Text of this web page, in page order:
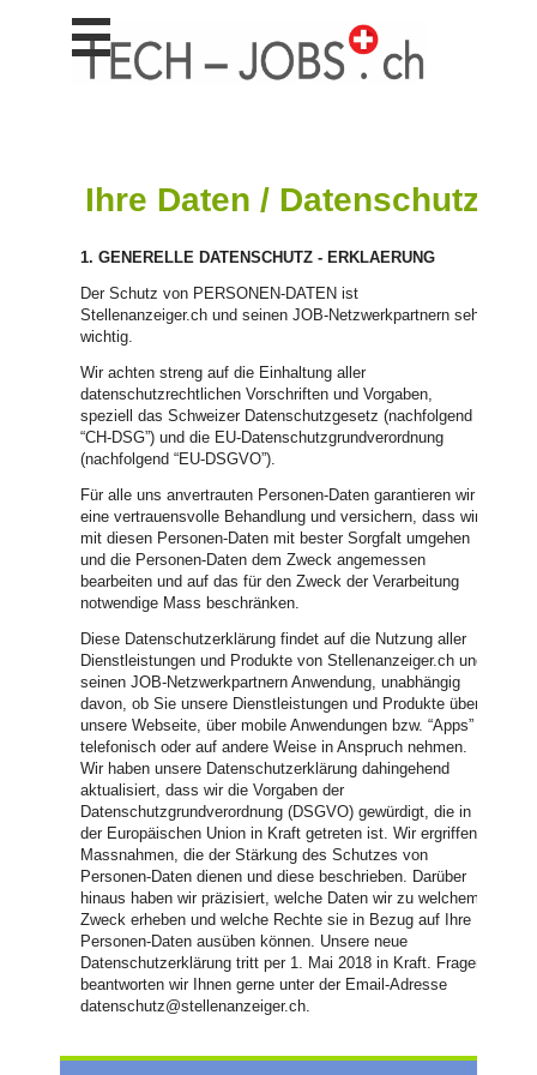
WERBUNG
publizieren
Lehrstellen
Lehrstellen
inserieren
Ihre Daten / Datenschutz
1. GENERELLE DATENSCHUTZ - ERKLAERUNG
Der Schutz von PERSONEN-DATEN ist
Stellenanzeiger.ch und seinen JOB-Netzwerkpartnern sehr
wichtig.
Wir achten streng auf die Einhaltung aller
datenschutzrechtlichen Vorschriften und Vorgaben,
speziell das Schweizer Datenschutzgesetz (nachfolgend
“CH-DSG”) und die EU-Datenschutzgrundverordnung
(nachfolgend “EU-DSGVO”).
Für alle uns anvertrauten Personen-Daten garantieren wir
eine vertrauensvolle Behandlung und versichern, dass wir
mit diesen Personen-Daten mit bester Sorgfalt umgehen
und die Personen-Daten dem Zweck angemessen
bearbeiten und auf das für den Zweck der Verarbeitung
notwendige Mass beschränken.
Diese Datenschutzerklärung findet auf die Nutzung aller
Dienstleistungen und Produkte von Stellenanzeiger.ch und
seinen JOB-Netzwerkpartnern Anwendung, unabhängig
davon, ob Sie unsere Dienstleistungen und Produkte über
unsere Webseite, über mobile Anwendungen bzw. “Apps” ,
telefonisch oder auf andere Weise in Anspruch nehmen.
Wir haben unsere Datenschutzerklärung dahingehend
aktualisiert, dass wir die Vorgaben der
Datenschutzgrundverordnung (DSGVO) gewürdigt, die in
der Europäischen Union in Kraft getreten ist. Wir ergriffen
Massnahmen, die der Stärkung des Schutzes von
Personen-Daten dienen und diese beschrieben. Darüber
hinaus haben wir präzisiert, welche Daten wir zu welchem
Zweck erheben und welche Rechte sie in Bezug auf Ihre
Personen-Daten ausüben können. Unsere neue
Datenschutzerklärung tritt per 1. Mai 2018 in Kraft. Fragen
beantworten wir Ihnen gerne unter der Email-Adresse
datenschutz@stellenanzeiger.ch.